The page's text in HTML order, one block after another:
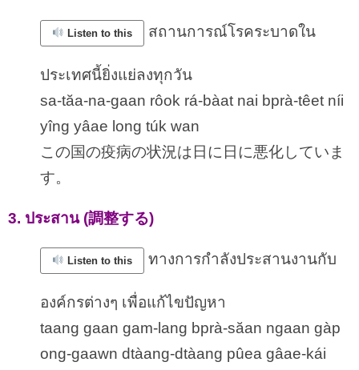
Listen to this สถานการณ์โรคระบาดใน
ประเทศนี้ยิ่งแย่ลงทุกวัน
sa-tăa-na-gaan rôok rá-bàat nai bprà-têet níi
yîng yâae long túk wan
この国の疫病の状況は日に日に悪化していま
す。
3. ประสาน (調整する)
Listen to this ทางการกำลังประสานงานกับ
องค์กรต่างๆ เพื่อแก้ไขปัญหา
taang gaan gam-lang bprà-săan ngaan gàp
ong-gaawn dtàang-dtàang pûea gâae-kái